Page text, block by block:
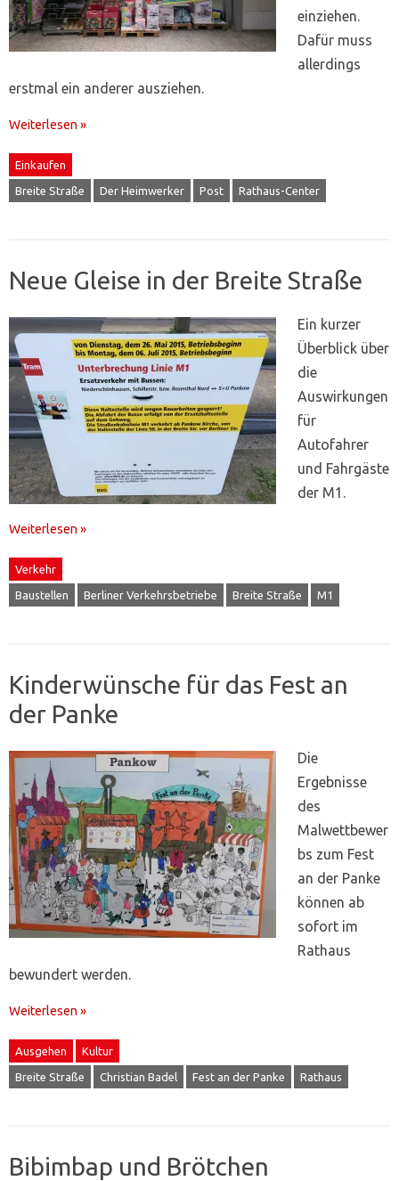
einziehen.
Dafür muss
allerdings
erstmal ein anderer ausziehen.
Weiterlesen »
Einkaufen
Breite Straße Der Heimwerker Post Rathaus-Center
Neue Gleise in der Breite Straße
Ein kurzer
Überblick über
die
Auswirkungen
für
Autofahrer
und Fahrgäste
der M1.
Weiterlesen »
Verkehr
Baustellen Berliner Verkehrsbetriebe Breite Straße M1
Kinderwünsche für das Fest an
der Panke
Die
Ergebnisse
des
Malwettbewer
bs zum Fest
an der Panke
können ab
sofort im
Rathaus
bewundert werden.
Weiterlesen »
Ausgehen Kultur
Breite Straße Christian Badel Fest an der Panke Rathaus
Bibimbap und Brötchen